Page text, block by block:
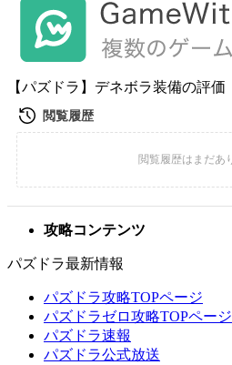
【パズドラ】デネボラ装備の評価
攻略コンテンツ
パズドラ最新情報
パズドラ攻略TOPページ
パズドラゼロ攻略TOPページ
パズドラ速報
パズドラ公式放送